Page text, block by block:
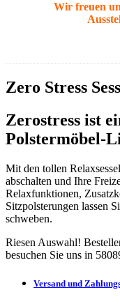
Wir freuen
Zero Stress
Zerostress ist
Polstermöbel-
Mit den tollen
abschalten und Ihre
Relaxfunktionen,
Sitzpolsterungen lassen
schweben.
Riesen Auswahl!
besuchen Sie uns in
Versand und